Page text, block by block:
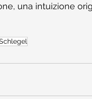
una intuizione